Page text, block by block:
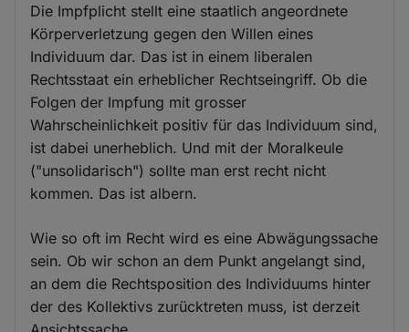
Die Impfplicht stellt eine staatlich angeordnete
Körperverletzung gegen den Willen eines
Individuum dar. Das ist in einem liberalen
Rechtsstaat ein erheblicher Rechtseingriff. Ob die
Folgen der Impfung mit grosser
Wahrscheinlichkeit positiv für das Individuum sind,
ist dabei unerheblich. Und mit der Moralkeule
("unsolidarisch") sollte man erst recht nicht
kommen. Das ist albern.
Wie so oft im Recht wird es eine Abwägungssache
sein. Ob wir schon an dem Punkt angelangt sind,
an dem die Rechtsposition des Individuums hinter
der des Kollektivs zurücktreten muss, ist derzeit